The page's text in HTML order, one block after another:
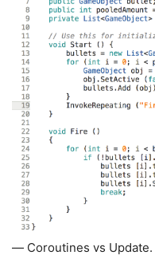
— Coroutines vs Update.